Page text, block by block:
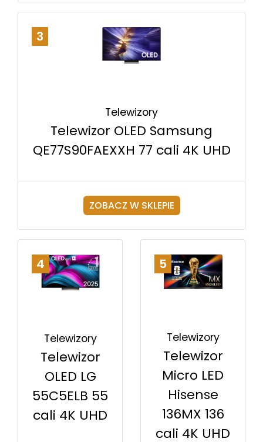
3
Telewizory
Telewizor OLED Samsung
QE77S90FAEXXH 77 cali 4K UHD
ZOBACZ W SKLEPIE
4
Telewizory
Telewizor
OLED LG
55C5ELB 55
cali 4K UHD
5
Telewizory
Telewizor
Micro LED
Hisense
136MX 136
cali 4K UHD